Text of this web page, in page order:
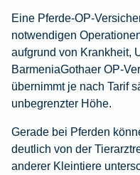
Eine Pferde-OP-
notwendigen
aufgrund von Krankheit,
BarmeniaGothaer OP-
übernimmt je nach Tarif
unbegrenzter Höhe.
Gerade bei Pferden
deutlich von der
anderer Kleintiere